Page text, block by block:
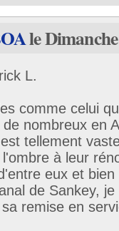
le
L.
comme celui
de nombreux en
tellement
à leur
eux et
de Sankey,
remise en